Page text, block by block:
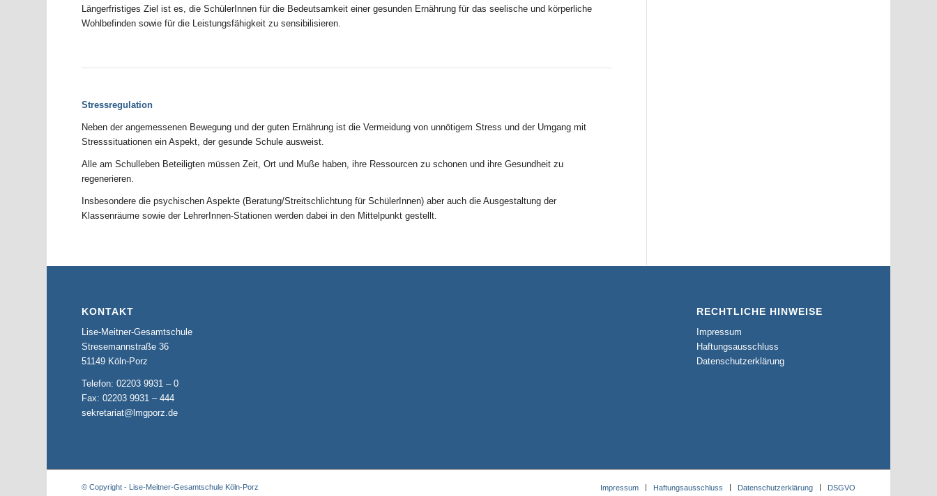
Längerfristiges Ziel ist es, die SchülerInnen für die Bedeutsamkeit einer gesunden Ernährung für das seelische und körperliche
Wohlbefinden sowie für die Leistungsfähigkeit zu sensibilisieren.
Stressregulation
Neben der angemessenen Bewegung und der guten Ernährung ist die Vermeidung von unnötigem Stress und der Umgang mit
Stresssituationen ein Aspekt, der gesunde Schule ausweist.
Alle am Schulleben Beteiligten müssen Zeit, Ort und Muße haben, ihre Ressourcen zu schonen und ihre Gesundheit zu
regenerieren.
Insbesondere die psychischen Aspekte (Beratung/Streitschlichtung für SchülerInnen) aber auch die Ausgestaltung der
Klassenräume sowie der LehrerInnen-Stationen werden dabei in den Mittelpunkt gestellt.
KONTAKT
Lise-Meitner-Gesamtschule
Stresemannstraße 36
51149 Köln-Porz
Telefon: 02203 9931 – 0
Fax: 02203 9931 – 444
sekretariat@lmgporz.de
RECHTLICHE HINWEISE
Impressum
Haftungsausschluss
Datenschutzerklärung
© Copyright - Lise-Meitner-Gesamtschule Köln-Porz Impressum Haftungsausschluss Datenschutzerklärung DSGVO